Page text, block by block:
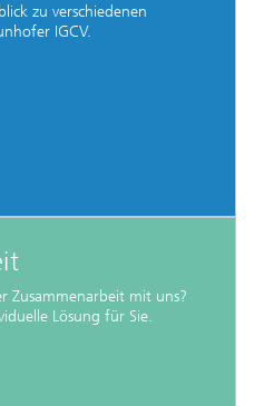
zu verschiedenen
IGCV.
Zusammenarbeit mit uns?
Lösung für Sie.